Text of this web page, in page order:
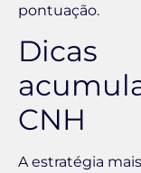
pontuação.
Dicas
CNH
A estratégia